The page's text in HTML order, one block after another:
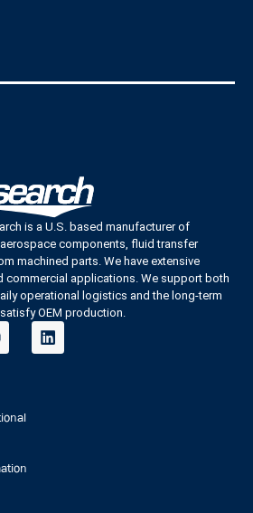
is a U.S. based manufacturer of
components, fluid transfer
machined parts. We have extensive
commercial applications. We support both
operational logistics and the long-term
OEM production.